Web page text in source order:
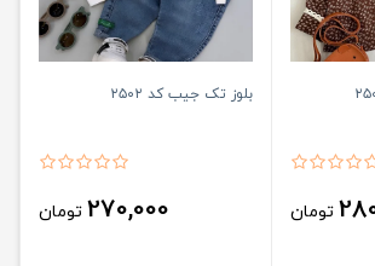
تومان
بلوز تک جیب کد ۲۵۰۲
270,000 تومان